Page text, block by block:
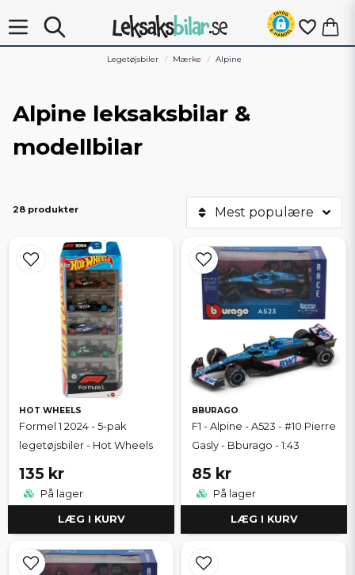
Legetøjsbiler Mærke Alpine
Alpine leksaksbilar &
modellbilar
28 produkter Mest populære
HOT WHEELS
Formel 1 2024 - 5-pak
legetøjsbiler - Hot Wheels
135 kr
På lager
LÆG I KURV
BBURAGO
F1 - Alpine - A523 - #10 Pierre
Gasly - Bburago - 1:43
85 kr
På lager
LÆG I KURV